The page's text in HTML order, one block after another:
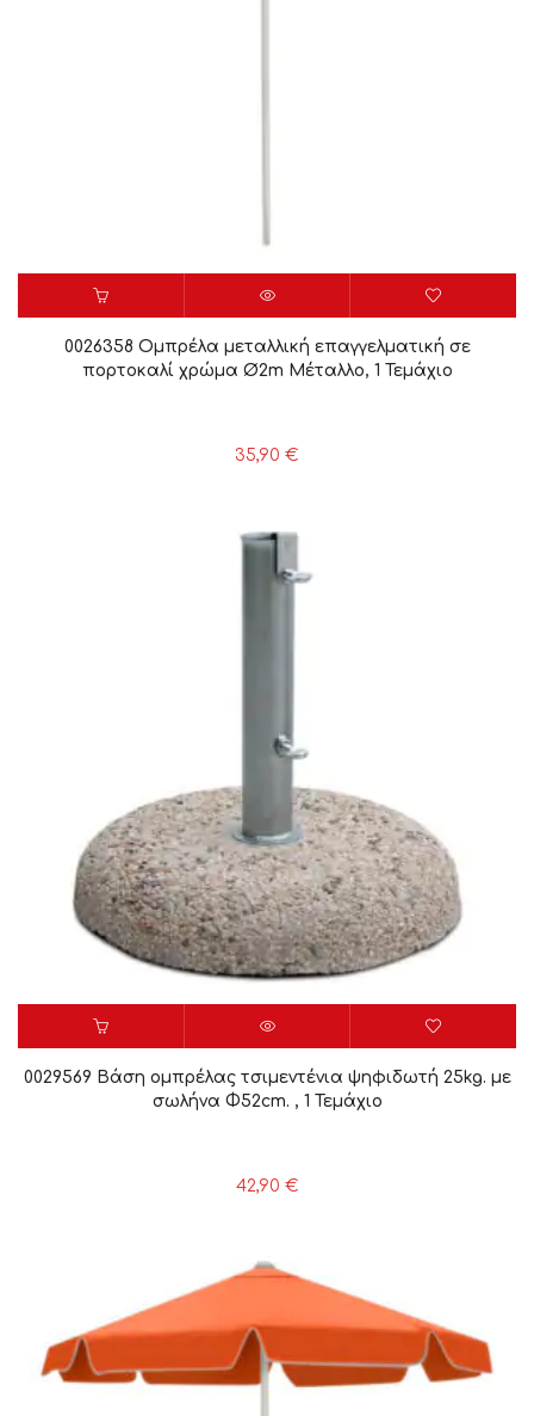
0026358 Ομπρέλα μεταλλική επαγγελματική σε
πορτοκαλί χρώμα Ø2m Μέταλλο, 1 Τεμάχιο
35,90 €
0029569 Βάση ομπρέλας τσιμεντένια ψηφιδωτή 25kg. με
σωλήνα Φ52cm. , 1 Τεμάχιο
42,90 €